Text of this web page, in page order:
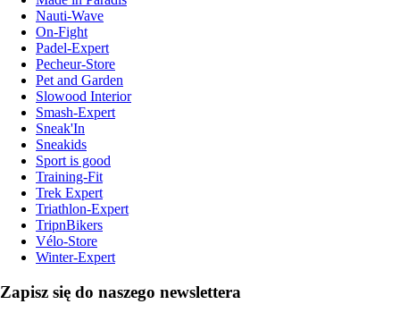
Nauti-Wave
On-Fight
Padel-Expert
Pecheur-Store
Pet and Garden
Slowood Interior
Smash-Expert
Sneak'In
Sneakids
Sport is good
Training-Fit
Trek Expert
Triathlon-Expert
TripnBikers
Vélo-Store
Winter-Expert
Zapisz się do naszego newslettera